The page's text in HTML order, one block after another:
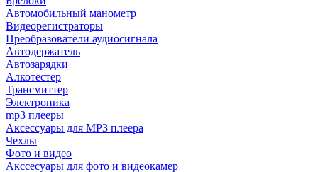
Автомобильный манометр
Видеорегистраторы
Преобразователи аудиосигнала
Автодержатель
Автозарядки
Алкотестер
Трансмиттер
Электроника
mp3 плееры
Аксессуары для MP3 плеера
Чехлы
Фото и видео
Акссесуары для фото и видеокамер